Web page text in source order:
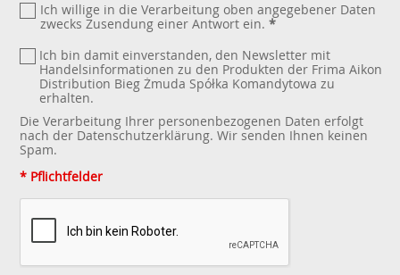
Ich willige in die Verarbeitung oben angegebener Daten
zwecks Zusendung einer Antwort ein. *
Ich bin damit einverstanden, den Newsletter mit
Handelsinformationen zu den Produkten der Frima Aikon
Distribution Bieg Żmuda Spółka Komandytowa zu
erhalten.
Die Verarbeitung Ihrer personenbezogenen Daten erfolgt
nach der Datenschutzerklärung. Wir senden Ihnen keinen
Spam.
* Pflichtfelder